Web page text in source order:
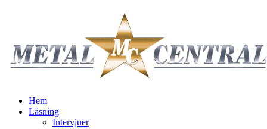
Hem
Läsning
Intervjuer